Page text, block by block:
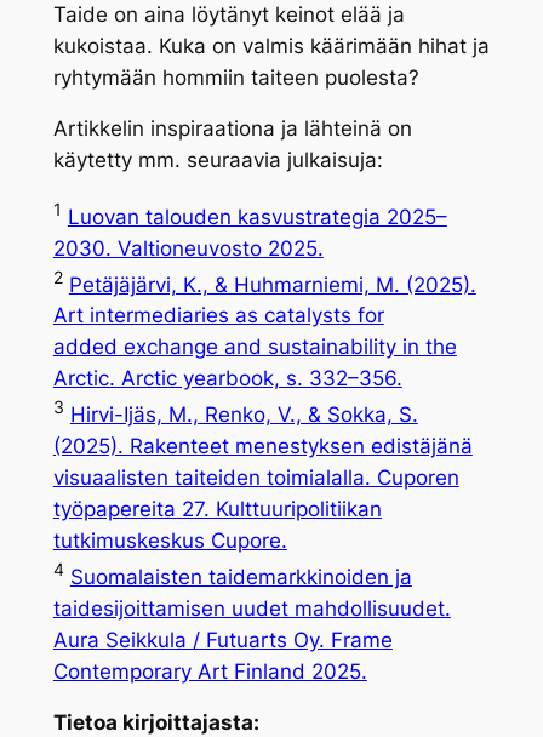
Taide on aina löytänyt keinot elää ja
kukoistaa. Kuka on valmis käärimään hihat ja
ryhtymään hommiin taiteen puolesta?
Artikkelin inspiraationa ja lähteinä on
käytetty mm. seuraavia julkaisuja:
1 Luovan talouden kasvustrategia 2025–
2030. Valtioneuvosto 2025.
2 Petäjäjärvi, K., & Huhmarniemi, M. (2025).
Art intermediaries as catalysts for
added exchange and sustainability in the
Arctic. Arctic yearbook, s. 332–356.
3 Hirvi-Ijäs, M., Renko, V., & Sokka, S.
(2025). Rakenteet menestyksen edistäjänä
visuaalisten taiteiden toimialalla. Cuporen
työpapereita 27. Kulttuuripolitiikan
tutkimuskeskus Cupore.
4 Suomalaisten taidemarkkinoiden ja
taidesijoittamisen uudet mahdollisuudet.
Aura Seikkula / Futuarts Oy. Frame
Contemporary Art Finland 2025.
Tietoa kirjoittajasta: